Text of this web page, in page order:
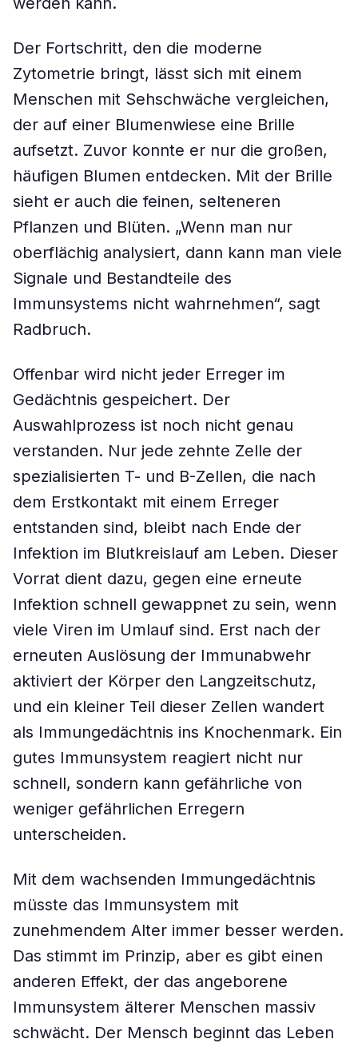
Der Fortschritt, den die moderne
Zytometrie bringt, lässt sich mit einem
Menschen mit Sehschwäche vergleichen,
der auf einer Blumenwiese eine Brille
aufsetzt. Zuvor konnte er nur die großen,
häufigen Blumen entdecken. Mit der Brille
sieht er auch die feinen, selteneren
Pflanzen und Blüten. „Wenn man nur
oberflächig analysiert, dann kann man viele
Signale und Bestandteile des
Immunsystems nicht wahrnehmen“, sagt
Radbruch.
Offenbar wird nicht jeder Erreger im
Gedächtnis gespeichert. Der
Auswahlprozess ist noch nicht genau
verstanden. Nur jede zehnte Zelle der
spezialisierten T- und B-Zellen, die nach
dem Erstkontakt mit einem Erreger
entstanden sind, bleibt nach Ende der
Infektion im Blutkreislauf am Leben. Dieser
Vorrat dient dazu, gegen eine erneute
Infektion schnell gewappnet zu sein, wenn
viele Viren im Umlauf sind. Erst nach der
erneuten Auslösung der Immunabwehr
aktiviert der Körper den Langzeitschutz,
und ein kleiner Teil dieser Zellen wandert
als Immungedächtnis ins Knochenmark. Ein
gutes Immunsystem reagiert nicht nur
schnell, sondern kann gefährliche von
weniger gefährlichen Erregern
unterscheiden.
Mit dem wachsenden Immungedächtnis
müsste das Immunsystem mit
zunehmendem Alter immer besser werden.
Das stimmt im Prinzip, aber es gibt einen
anderen Effekt, der das angeborene
Immunsystem älterer Menschen massiv
schwächt. Der Mensch beginnt das Leben